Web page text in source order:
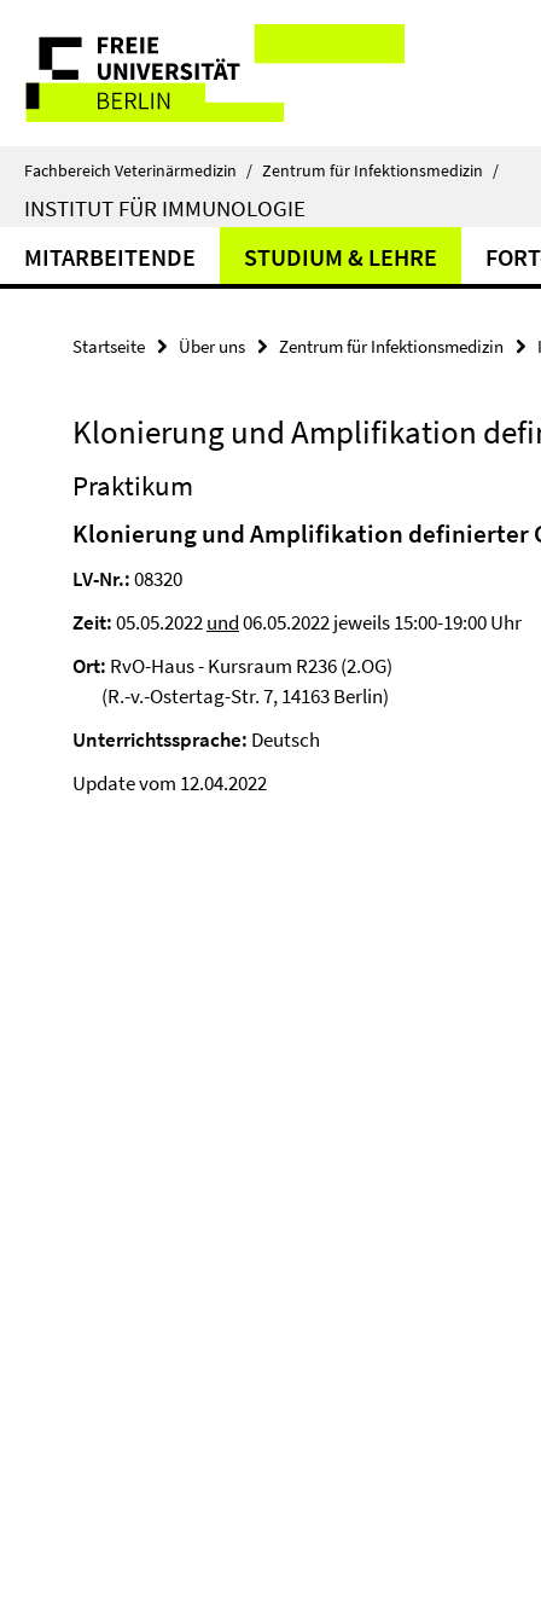
direkt
Inhalt
Service-
Navigation
Fachbereich Veterinärmedizin / Zentrum für Infektionsmedizin /
INSTITUT FÜR IMMUNOLOGIE
MITARBEITENDE STUDIUM & LEHRE
Startseite Über uns Zentrum für Infektionsmedizin
Klonierung und Amplifikation
Praktikum
Klonierung und Amplifikation definierter
LV-Nr.:08320
Zeit:05.05.2022und06.05.2022 jeweils 15:00-19:00 Uhr
Ort: RvO-Haus - Kursraum R236 (2.OG)
(R.-v.-Ostertag-Str. 7, 14163 Berlin)
Unterrichtssprache: Deutsch
Update vom 12.04.2022